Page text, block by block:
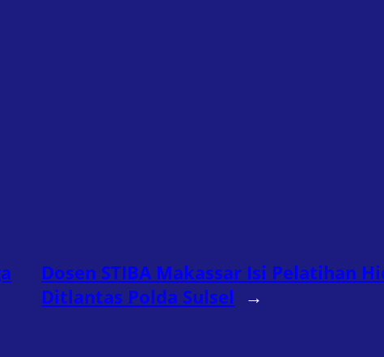
Dosen STIBA Makassar Isi Pelatihan
Ditlantas Polda Sulsel
→